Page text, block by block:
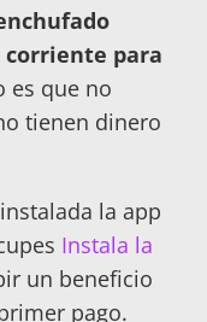
para
es que no
tienen dinero
la app
Instala la
un beneficio
pago.